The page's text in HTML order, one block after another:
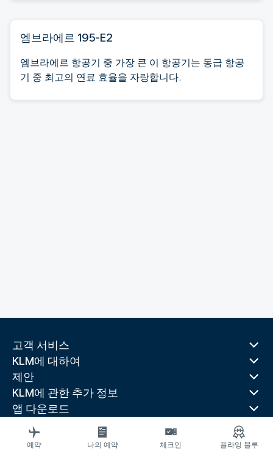
엠브라에르 195-E2
엠브라에르 항공기 중 가장 큰 이 항공기는 동급 항공
기 중 최고의 연료 효율을 자랑합니다.
고객 서비스
KLM에 대하여
제안
KLM에 관한 추가 정보
앱 다운로드
관련 웹 사이트
여행 가이드
예약 나의 예약 체크인 플라잉 블루